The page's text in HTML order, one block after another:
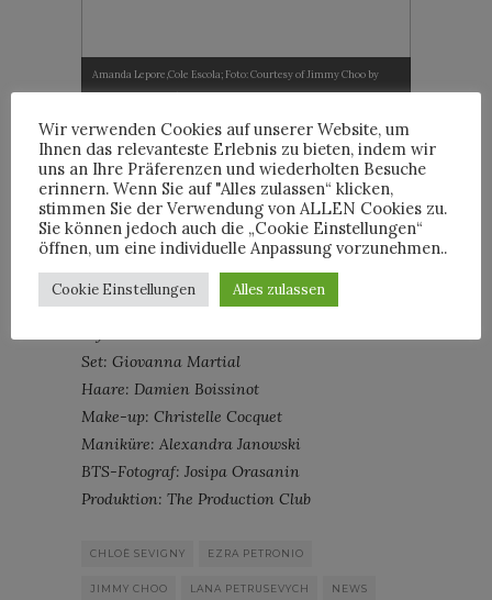
Amanda Lepore,Cole Escola; Foto: Courtesy of Jimmy Choo by
Matteo Prandoni/BFA.com
Prandoni/
Doch zurück zur Kampagne und weil die
Frage immer wieder aufkommt – hier die
Credits:
Model: Chloë Sevigny
Kreative Leitung: Ezra Petronio & Lana
Petrusevych Kamera: Julien Andreetti
Set: Giovanna Martial
Haare: Damien Boissinot
Make-up: Christelle Cocquet
Maniküre: Alexandra Janowski
BTS-Fotograf: Josipa Orasanin
Produktion: The Production Club
CHLOË SEVIGNY EZRA PETRONIO
JIMMY CHOO LANA PETRUSEVYCH NEWS
Wir verwenden Cookies auf unserer Website, um
Ihnen das relevanteste Erlebnis zu bieten, indem wir
uns an Ihre Präferenzen und wiederholten Besuche
erinnern. Wenn Sie auf "Alles zulassen“ klicken,
stimmen Sie der Verwendung von ALLEN Cookies zu.
Sie können jedoch auch die „Cookie Einstellungen“
öffnen, um eine individuelle Anpassung vorzunehmen..
Cookie Einstellungen Alles zulassen